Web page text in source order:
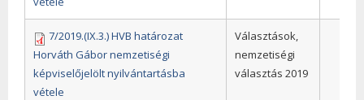
7/2019.(IX.3.) HVB határozat
Horváth Gábor nemzetiségi
képviselőjelölt nyilvántartásba
vétele
Választások,
nemzetiségi
választás 2019